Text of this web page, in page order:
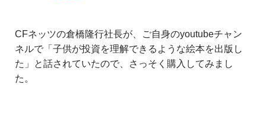
CFネッツの倉橋隆行社長が、ご自身のyoutubeチャン
ネルで「子供が投資を理解できるような絵本を出版し
た」と話されていたので、さっそく購入してみまし
た。